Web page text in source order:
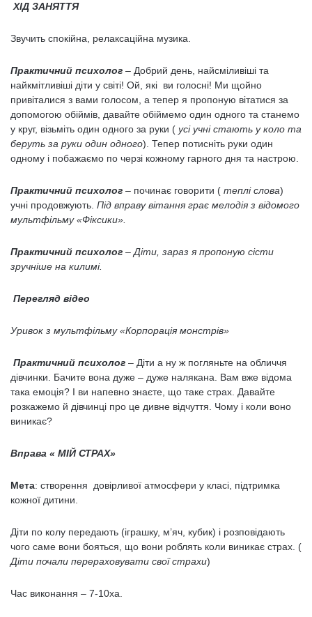
ХІД ЗАНЯТТЯ
Звучить спокійна, релаксаційна музика.
Практичний психолог – Добрий день, найсміливіші та
найкмітливіші діти у світі! Ой, які ви голосні! Ми щойно
привіталися з вами голосом, а тепер я пропоную вітатися за
допомогою обіймів, давайте обіймемо один одного та станемо
у круг, візьміть один одного за руки ( усі учні стають у коло та
беруть за руки один одного). Тепер потисніть руки один
одному і побажаємо по черзі кожному гарного дня та настрою.
Практичний психолог – починає говорити ( теплі слова)
учні продовжують. Під вправу вітання грає мелодія з відомого
мультфільму «Фіксики».
Практичний психолог – Діти, зараз я пропоную сісти
зручніше на килимі.
Перегляд відео
Уривок з мультфільму «Корпорація монстрів»
Практичний психолог – Діти а ну ж погляньте на обличчя
дівчинки. Бачите вона дуже – дуже налякана. Вам вже відома
така емоція? І ви напевно знаєте, що таке страх. Давайте
розкажемо й дівчинці про це дивне відчуття. Чому і коли воно
виникає?
Вправа « МІЙ СТРАХ»
Мета: створення довірливої атмосфери у класі, підтримка
кожної дитини.
Діти по колу передають (іграшку, м’яч, кубик) і розповідають
чого саме вони бояться, що вони роблять коли виникає страх. (
Діти почали перераховувати свої страхи)
Час виконання – 7-10ха.